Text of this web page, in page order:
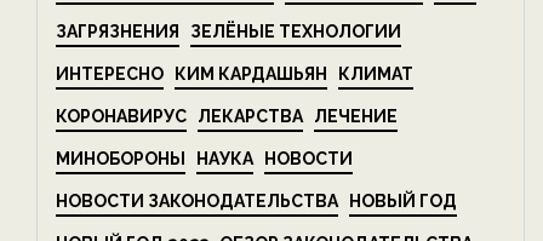
ЗАГРЯЗНЕНИЯ ЗЕЛЁНЫЕ ТЕХНОЛОГИИ
ИНТЕРЕСНО КИМ КАРДАШЬЯН КЛИМАТ
КОРОНАВИРУС ЛЕКАРСТВА ЛЕЧЕНИЕ
МИНОБОРОНЫ НАУКА НОВОСТИ
НОВОСТИ ЗАКОНОДАТЕЛЬСТВА НОВЫЙ ГОД